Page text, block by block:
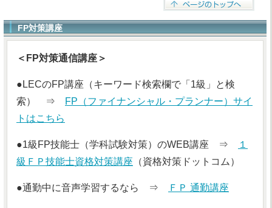
FP対策講座
＜FP対策通信講座＞
●LECのFP講座（キーワード検索欄で「1級」と検
索） ⇒
FP（ファイナンシャル・プランナー）サイ
トはこちら
●1級FP技能士（学科試験対策）のWEB講座 ⇒
１
級ＦＰ技能士資格対策講座 （資格対策ドットコム）
●通勤中に音声学習するなら ⇒ ＦＰ 通勤講座